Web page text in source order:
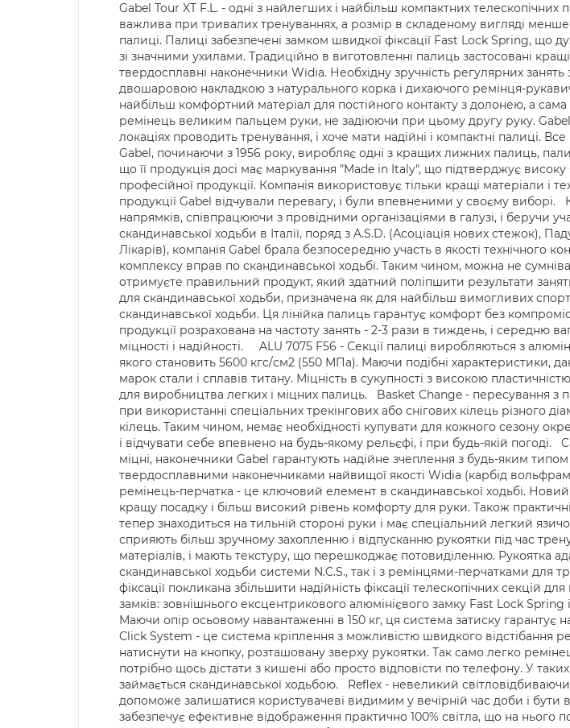
Gabel Tour XT F.L. - одні з найлегших і найбільш компактних
важлива при тривалих тренуваннях, а розмір в складеному вигляді
палиці. Палиці забезпечені замком швидкої фіксації Fast Lock Spring,
зі значними ухилами. Традиційно в виготовленні палиць застосовані
твердосплавні наконечники Widia. Необхідну зручність регулярних
двошаровою накладкою з натурального корка і дихаючого ремінця-
найбільш комфортний матеріал для постійного контакту з долонею, а
ремінець великим пальцем руки, не задіюючи при цьому другу руку. Gabel
локаціях проводить тренування, і хоче мати надійні і компактні палиці.
Gabel, починаючи з 1956 року, виробляє одні з кращих лижних палиць,
що її продукція досі має маркування "Made in Italy", що підтверджує
професійної продукції. Компанія використовує тільки кращі матеріали і
продукції Gabel відчували перевагу, і були впевненими у своєму виборі.
напрямків, співпрацюючи з провідними організаціями в галузі, і беручи
скандинавської ходьби в Італії, поряд з A.S.D. (Асоціація нових стежок),
Лікарів), компанія Gabel брала безпосередню участь в якості технічного
комплексу вправ по скандинавської ходьбі. Таким чином, можна не
отримуєте правильний продукт, який здатний поліпшити результати
для скандинавської ходьби, призначена як для найбільш вимогливих
скандинавської ходьби. Ця лінійка палиць гарантує комфорт без
продукції розрахована на частоту занять - 2-3 рази в тиждень, і середню
міцності і надійності. ALU 7075 F56 - Секції палиці виробляються з
якого становить 5600 кгc/см2 (550 МПа). Маючи подібні характеристики,
марок стали і сплавів титану. Міцність в сукупності з високою
для виробництва легких і міцних палиць. Basket Change - пересування з
при використанні спеціальних трекінгових або снігових кілець різного
кілець. Таким чином, немає необхідності купувати для кожного сезону
і відчувати себе впевнено на будь-якому рельєфі, і при будь-якій
міцні, наконечники Gabel гарантують надійне зчеплення з будь-яким
твердосплавними наконечниками найвищої якості Widia (карбід
ремінець-перчатка - це ключовий елемент в скандинавської ходьбі.
кращу посадку і більш високий рівень комфорту для руки. Також
тепер знаходиться на тильній стороні руки і має спеціальний легкий
сприяють більш зручному захопленню і відпусканню рукоятки під час
матеріалів, і мають текстуру, що перешкоджає потовиділенню. Рукоятка
скандинавської ходьби системи N.C.S., так і з ремінцями-перчатками
фіксації покликана збільшити надійність фіксації телескопічних секцій
замків: зовнішнього ексцентрикового алюмінієвого замку Fast Lock
Маючи опір осьовому навантаженні в 150 кг, ця система затиску гарантує
Click System - це система кріплення з можливістю швидкого відстібання
натиснути на кнопку, розташовану зверху рукоятки. Так само легко
потрібно щось дістати з кишені або просто відповісти по телефону. У
займається скандинавської ходьбою. Reflex - невеликий
допоможе залишатися користувачеві видимим у вечірній час доби і
забезпечує ефективне відображення практично 100% світла, що на нього